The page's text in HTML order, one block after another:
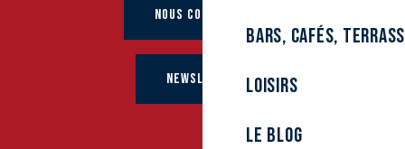
Bars, cafés,
Loisirs
Le Blog
NOUS CONTACTER
NEWSLETTER